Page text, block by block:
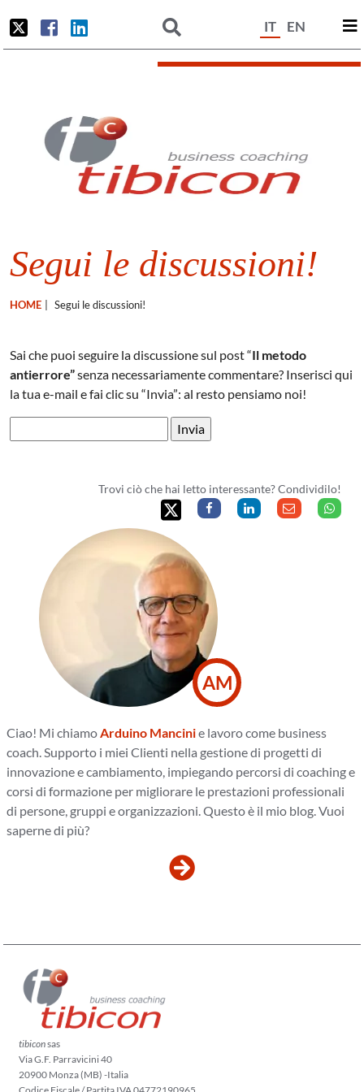
IT EN
Segui le discussioni!
HOME Segui le discussioni!
Sai che puoi seguire la discussione sul post “Il metodo
antierrore”senza necessariamente commentare? Inserisci qui
la tua e-mail e fai clic su “Invia”: al resto pensiamo noi!
Trovi ciò che hai letto interessante? Condividilo!
AM
Ciao! Mi chiamo Arduino Mancinie lavoro come business
coach. Supporto i miei Clienti nella gestione di progetti di
innovazione e cambiamento, impiegando percorsi di coaching e
corsi di formazione per migliorare le prestazioni professionali
di persone, gruppi e organizzazioni. Questo è il mio blog. Vuoi
saperne di più?
tibiconsas
Via G.F. Parravicini 40
20900 Monza (MB) -Italia